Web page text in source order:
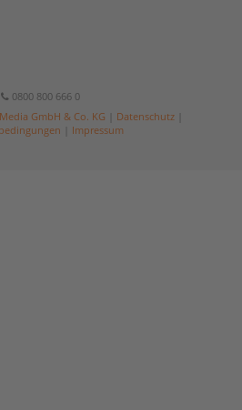
0800 800 666 0
GmbH & Co. KG Datenschutz|
Impressum